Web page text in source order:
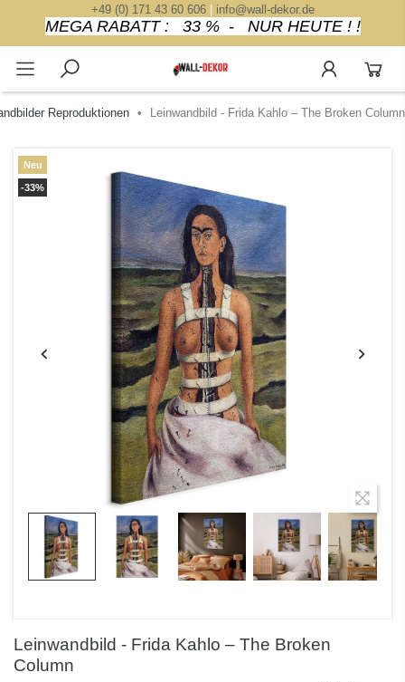
+49 (0) 171 43 60 606| info@wall-dekor.de
MEGA RABATT : 33 % - NUR HEUTE ! !
Reproduktionen Leinwandbild - Frida Kahlo – The Broken Column
-33%
Neu
Leinwandbild - Frida Kahlo – The Broken
Column